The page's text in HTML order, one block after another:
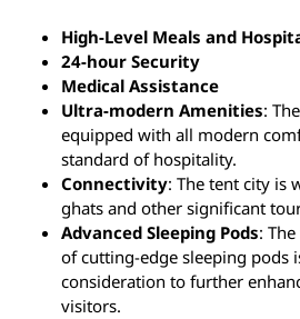
High-Level Meals and
24-hour Security
Medical Assistance
Ultra-modern Amenities:
equipped with all modern
standard of hospitality.
Connectivity: The tent city is
ghats and other significant
Advanced Sleeping Pods:
of cutting-edge sleeping pods
consideration to further
visitors.